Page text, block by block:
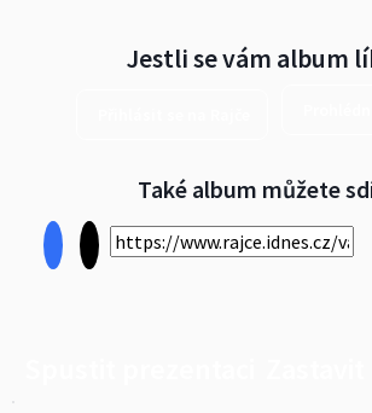
Jestli se vám album
Také album můžete